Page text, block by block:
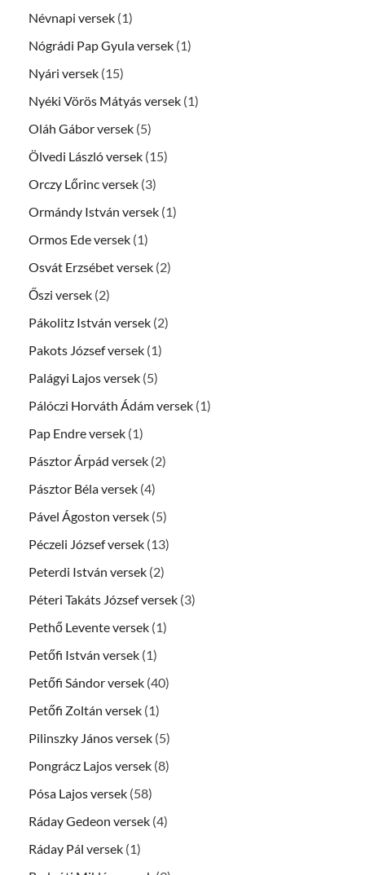
Névnapi versek (1)
Nógrádi Pap Gyula versek (1)
Nyári versek (15)
Nyéki Vörös Mátyás versek (1)
Oláh Gábor versek (5)
Ölvedi László versek (15)
Orczy Lőrinc versek (3)
Ormándy István versek (1)
Ormos Ede versek (1)
Osvát Erzsébet versek (2)
Őszi versek (2)
Pákolitz István versek (2)
Pakots József versek (1)
Palágyi Lajos versek (5)
Pálóczi Horváth Ádám versek (1)
Pap Endre versek (1)
Pásztor Árpád versek (2)
Pásztor Béla versek (4)
Pável Ágoston versek (5)
Péczeli József versek (13)
Peterdi István versek (2)
Péteri Takáts József versek (3)
Pethő Levente versek (1)
Petőfi István versek (1)
Petőfi Sándor versek (40)
Petőfi Zoltán versek (1)
Pilinszky János versek (5)
Pongrácz Lajos versek (8)
Pósa Lajos versek (58)
Ráday Gedeon versek (4)
Ráday Pál versek (1)